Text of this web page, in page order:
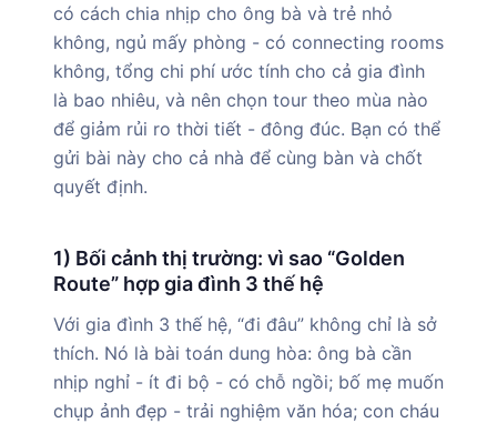
có cách chia nhịp cho ông bà và trẻ nhỏ
không, ngủ mấy phòng - có connecting rooms
không, tổng chi phí ước tính cho cả gia đình
là bao nhiêu, và nên chọn tour theo mùa nào
để giảm rủi ro thời tiết - đông đúc. Bạn có thể
gửi bài này cho cả nhà để cùng bàn và chốt
quyết định.
1) Bối cảnh thị trường: vì sao “Golden
Route” hợp gia đình 3 thế hệ
Với gia đình 3 thế hệ, “đi đâu” không chỉ là sở
thích. Nó là bài toán dung hòa: ông bà cần
nhịp nghỉ - ít đi bộ - có chỗ ngồi; bố mẹ muốn
chụp ảnh đẹp - trải nghiệm văn hóa; con cháu